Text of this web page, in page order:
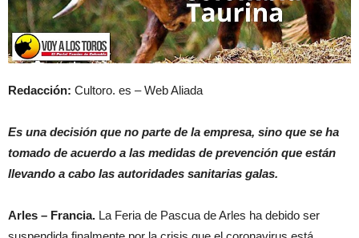
Redacción: Cultoro. es – Web Aliada
Es una decisión que no parte de la empresa, sino que se ha
tomado de acuerdo a las medidas de prevención que están
llevando a cabo las autoridades sanitarias galas.
Arles – Francia. La Feria de Pascua de Arles ha debido ser